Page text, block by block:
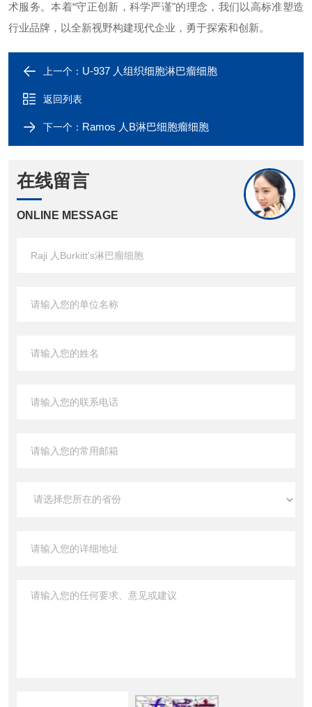
术服务。本着“守正创新，科学严谨"的理念，我们以高标准塑造
行业品牌，以全新视野构建现代企业，勇于探索和创新。
上一个： U-937 人组织细胞淋巴瘤细胞
返回列表
下一个： Ramos 人B淋巴细胞瘤细胞
在线留言
ONLINE MESSAGE